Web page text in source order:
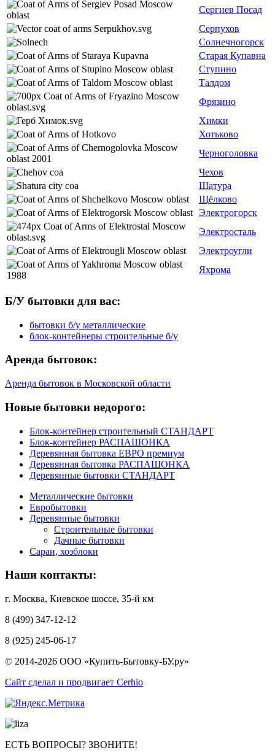
Сергиев Посад
Серпухов
Солнечногорск
Старая Купавна
Ступино
Талдом
Фрязино
Химки
Хотьково
Черноголовка
Чехов
Шатура
Щёлково
Электрогорск
Электросталь
Электроугли
Яхрома
Б/У бытовки для вас:
бытовки б/у металлические
блок-контейнеры строительные б/у
Аренда бытовок:
Аренда бытовок в Московской области
Новые бытовки недорого:
Блок-контейнер строительный СТАНДАРТ
Блок-контейнер РАСПАШОНКА
Деревянная бытовка ЕВРО премиум
Деревянная бытовка РАСПАШОНКА
Деревянные бытовки СТАНДАРТ
Металлические бытовки
Евробытовки
Деревянные бытовки
Строительные бытовки
Дачные бытовки
Сараи, хозблоки
Наши контакты:
г. Москва, Киевское шоссе, 35-й км
8 (499) 347-12-12
8 (925) 245-06-17
© 2014-2026 ООО «Купить-Бытовку-БУ.ру»
Сайт сделал и продвигает Cerhio
ЕСТЬ ВОПРОСЫ? ЗВОНИТЕ!